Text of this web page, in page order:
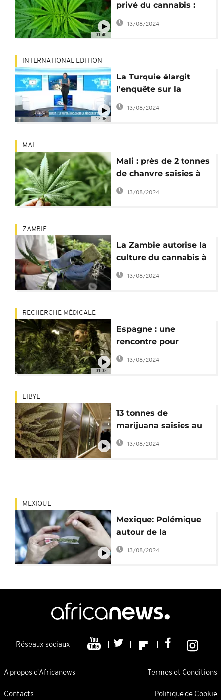
01:40
privé du cannabis :
des malades aux
13/08/2024
12:06
INTERNATIONAL EDITION
La Turquie élargit
l'enquête sur la
disparition de Jamal
13/08/2024
MALI
Mali : près de 2 tonnes
de chanvre saisies à
Bamako
13/08/2024
ZAMBIE
La Zambie autorise la
culture du cannabis à
des fins médicales
13/08/2024
01:02
RECHERCHE MÉDICALE
Espagne : une
rencontre pour
célébrer les vertus du
cannabis
13/08/2024
LIBYE
13 tonnes de
marijuana saisies au
large des côtes
libyennes
13/08/2024
MEXIQUE
Mexique: Polémique
autour de la
consommation de la
Marijuana
13/08/2024
Réseaux sociaux
A propos d'Africanews Termes et Conditions
Contacts Politique de Cookie